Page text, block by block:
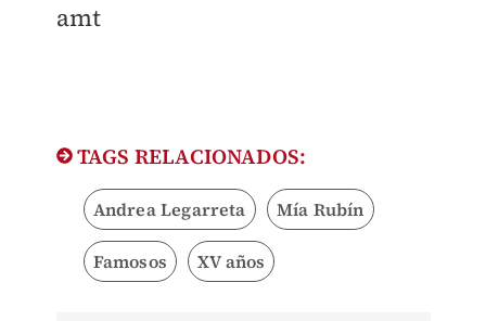
amt
TAGS RELACIONADOS:
Andrea Legarreta Mía Rubín
Famosos XV años